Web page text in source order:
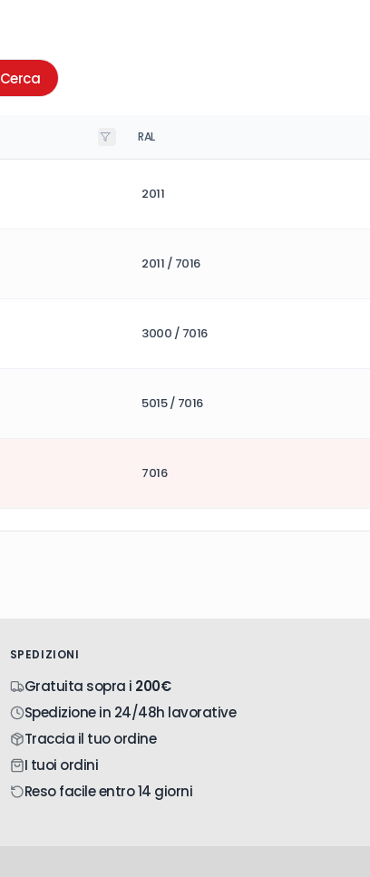
Cerca
RAL
2011
2011 / 7016
3000 / 7016
5015 / 7016
7016
SPEDIZIONI
Gratuita sopra i 200€
Spedizione in 24/48h lavorative
Traccia il tuo ordine
I tuoi ordini
Reso facile entro 14 giorni